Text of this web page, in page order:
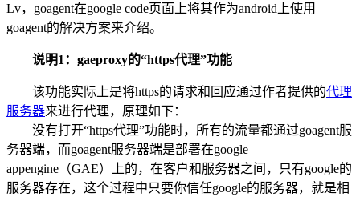
Lv，goagent在google code页面上将其作为android上使用
goagent的解决方案来介绍。
说明1：gaeproxy的“https代理”功能
该功能实际上是将https的请求和回应通过作者提供的代理
服务器来进行代理，原理如下：
没有打开“https代理”功能时，所有的流量都通过goagent服
务器端，而goagent服务器端是部署在google
appengine（GAE）上的，在客户和服务器之间，只有google的
服务器存在，这个过程中只要你信任google的服务器，就是相